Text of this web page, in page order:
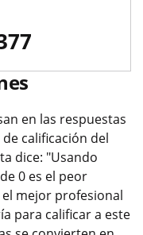
en las respuestas
calificación del
dice: "Usando
0 es el peor
mejor profesional
para calificar a este